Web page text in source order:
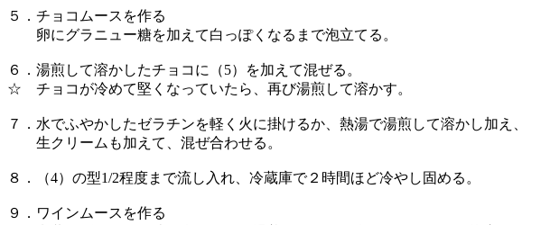
５．チョコムースを作る
卵にグラニュー糖を加えて白っぽくなるまで泡立てる。
６．湯煎して溶かしたチョコに（5）を加えて混ぜる。
☆ チョコが冷めて堅くなっていたら、再び湯煎して溶かす。
７．水でふやかしたゼラチンを軽く火に掛けるか、熱湯で湯煎して溶かし加え、
生クリームも加えて、混ぜ合わせる。
８．（4）の型1/2程度まで流し入れ、冷蔵庫で２時間ほど冷やし固める。
９．ワインムースを作る